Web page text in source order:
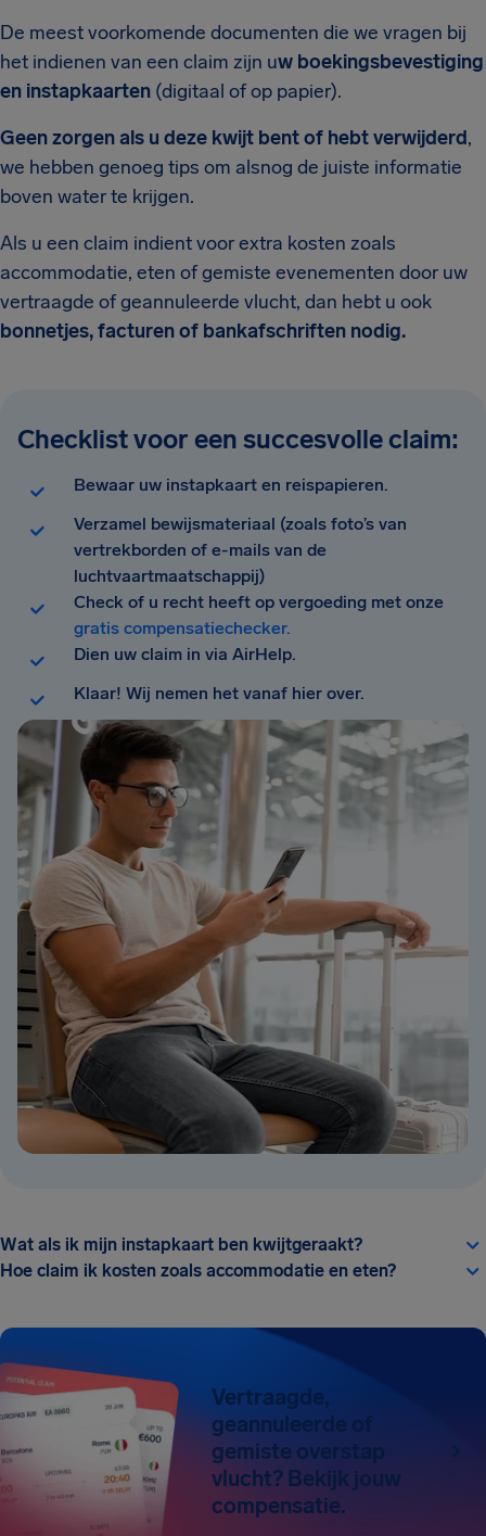
De meest voorkomende documenten die we vragen bij
het indienen van een claim zijn uw boekingsbevestiging
en instapkaarten (digitaal of op papier).
Geen zorgen als u deze kwijt bent of hebt verwijderd,
we hebben genoeg tips om alsnog de juiste informatie
boven water te krijgen.
Als u een claim indient voor extra kosten zoals
accommodatie, eten of gemiste evenementen door uw
vertraagde of geannuleerde vlucht, dan hebt u ook
bonnetjes, facturen of bankafschriften nodig.
Checklist voor een succesvolle claim:
Bewaar uw instapkaart en reispapieren.
Verzamel bewijsmateriaal (zoals foto’s van
vertrekborden of e-mails van de
luchtvaartmaatschappij)
Check of u recht heeft op vergoeding met onze
gratis compensatiechecker.
Dien uw claim in via AirHelp.
Klaar! Wij nemen het vanaf hier over.
Wat als ik mijn instapkaart ben kwijtgeraakt?
Hoe claim ik kosten zoals accommodatie en eten?
Vertraagde,
geannuleerde of
gemiste overstap
vlucht? Bekijk jouw
compensatie.